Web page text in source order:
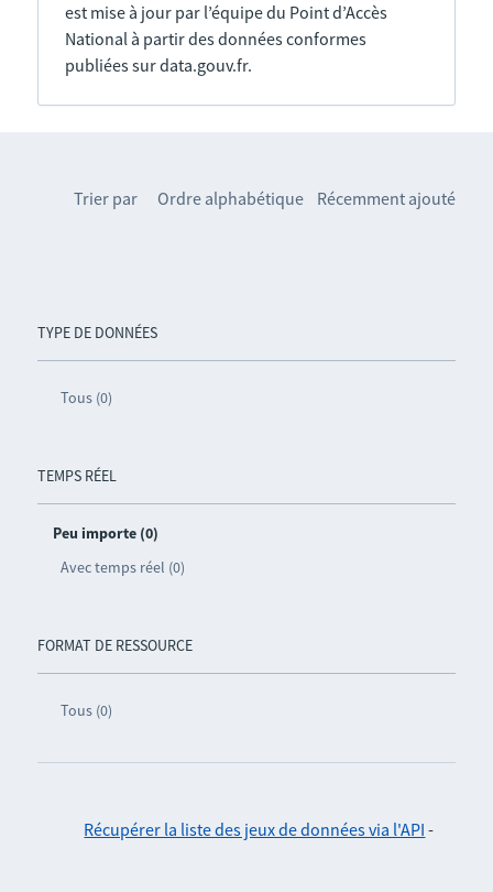
est mise à jour par l’équipe du Point d’Accès
National à partir des données conformes
publiées sur data.gouv.fr.
TYPE DE DONNÉES
Tous (0)
TEMPS RÉEL
Peu importe (0)
Avec temps réel (0)
FORMAT DE RESSOURCE
Tous (0)
Trier par Ordre alphabétique Récemment ajouté
Récupérer la liste des jeux de données via l'API -